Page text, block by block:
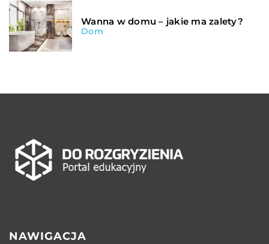
Wanna w domu – jakie ma zalety?
Dom
NAWIGACJA